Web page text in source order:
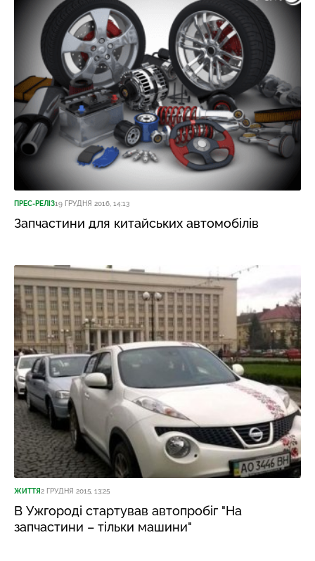
ПРЕС-РЕЛІЗ19 ГРУДНЯ 2016, 14:13
Запчастини для китайських автомобілів
ЖИТТЯ2 ГРУДНЯ 2015, 13:25
В Ужгороді стартував автопробіг "На
запчастини – тільки машини"